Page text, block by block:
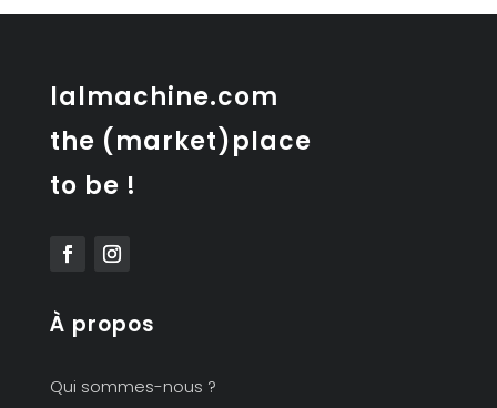
hippopotamus
lalmachine.com
the (market)place
to be !
À propos
Qui sommes-nous ?